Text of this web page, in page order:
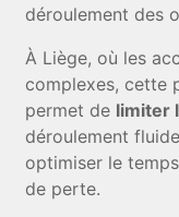
déroulement des
À Liège, où les
complexes, cette
permet de limiter
déroulement
optimiser le
de perte.